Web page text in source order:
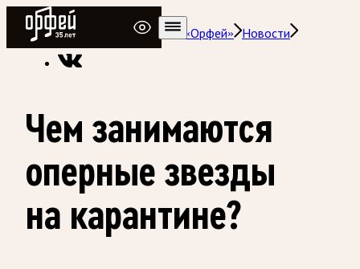
Радио Орфей
Радио классической музыки «Орфей»
Новости
Чем занимаются
оперные звезды
на карантине?